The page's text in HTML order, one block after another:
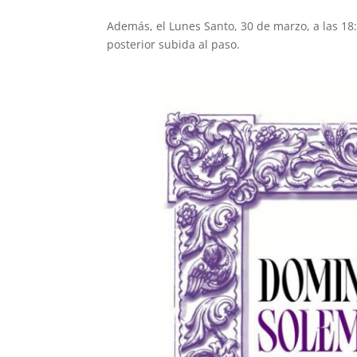
Además, el Lunes Santo, 30 de marzo, a las
posterior subida al paso.